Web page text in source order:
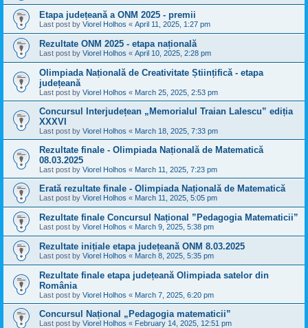
Etapa județeană a ONM 2025 - premii
Last post by Viorel Holhos « April 11, 2025, 1:27 pm
Rezultate ONM 2025 - etapa națională
Last post by Viorel Holhos « April 10, 2025, 2:28 pm
Olimpiada Națională de Creativitate Științifică - etapa
județeană
Last post by Viorel Holhos « March 25, 2025, 2:53 pm
Concursul Interjudețean „Memorialul Traian Lalescu” ediția
XXXVI
Last post by Viorel Holhos « March 18, 2025, 7:33 pm
Rezultate finale - Olimpiada Națională de Matematică
08.03.2025
Last post by Viorel Holhos « March 11, 2025, 7:23 pm
Erată rezultate finale - Olimpiada Națională de Matematică
Last post by Viorel Holhos « March 11, 2025, 5:05 pm
Rezultate finale Concursul Național ”Pedagogia Matematicii”
Last post by Viorel Holhos « March 9, 2025, 5:38 pm
Rezultate inițiale etapa județeană ONM 8.03.2025
Last post by Viorel Holhos « March 8, 2025, 5:35 pm
Rezultate finale etapa județeană Olimpiada satelor din
România
Last post by Viorel Holhos « March 7, 2025, 6:20 pm
Concursul Național „Pedagogia matematicii”
Last post by Viorel Holhos « February 14, 2025, 12:51 pm